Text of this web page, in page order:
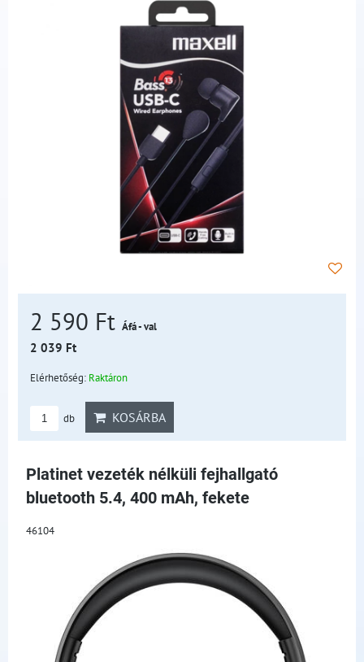
2 590 Ft Áfá - val
2 039 Ft
Elérhetőség: Raktáron
db KOSÁRBA
Platinet vezeték nélküli fejhallgató
bluetooth 5.4, 400 mAh, fekete
46104